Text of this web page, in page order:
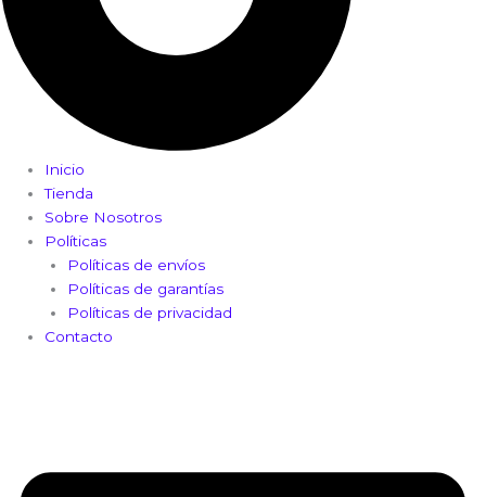
Inicio
Tienda
Sobre Nosotros
Políticas
Políticas de envíos
Políticas de garantías
Políticas de privacidad
Contacto